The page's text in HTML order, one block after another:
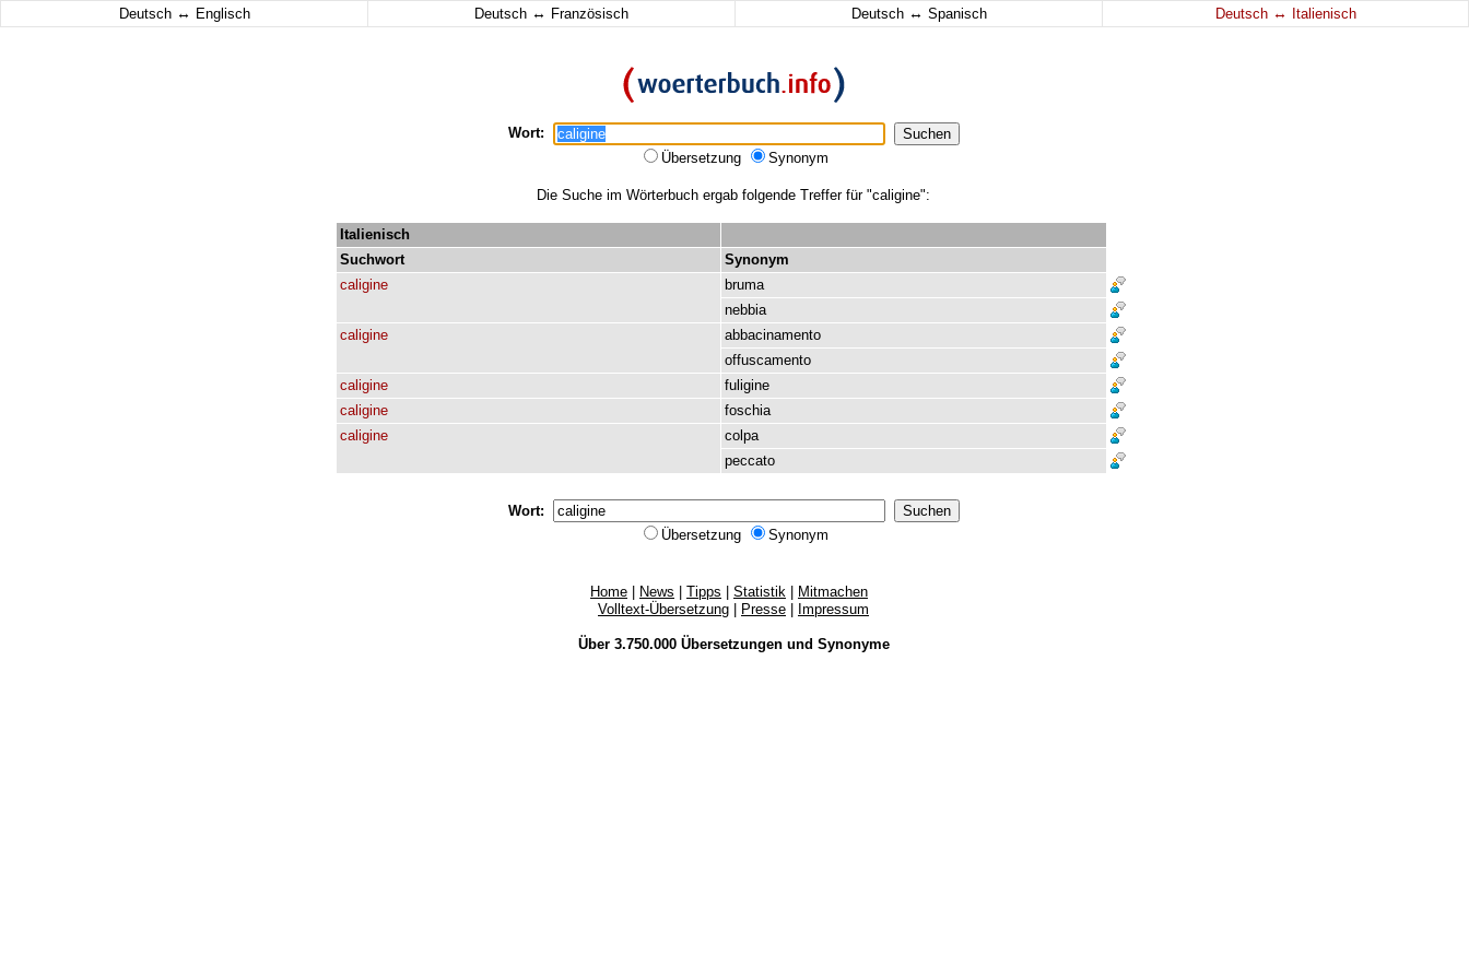
Deutsch ↔ Englisch Deutsch ↔ Französisch Deutsch ↔ Spanisch Deutsch ↔ Italienisch
Wort:
Übersetzung
Synonym
Die Suche im Wörterbuch ergab folgende Treffer für "caligine":
Italienisch
Suchwort
Synonym
caligine
bruma
nebbia
caligine
abbacinamento
offuscamento
caligine
fuligine
caligine
foschia
caligine
colpa
peccato
Wort:
Übersetzung
Synonym
Home News Tipps Statistik
Mitmachen
Volltext-Übersetzung
Presse Impressum
Über 3.750.000 Übersetzungenund Synonyme